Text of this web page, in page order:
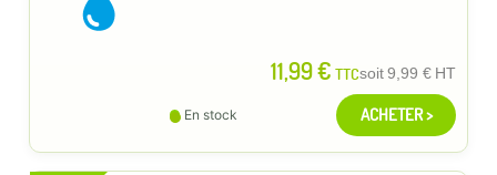
11,99 € TTCsoit9,99 € HT
En stock ACHETER >